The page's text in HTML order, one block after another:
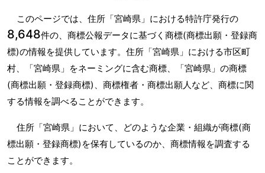
このページでは、住所「宮崎県」における特許庁発行の
8,648件の、商標公報データに基づく商標(商標出願・登録商
標)の情報を提供しています。住所「宮崎県」における市区町
村、「宮崎県」をネーミングに含む商標、「宮崎県」の商標
(商標出願・登録商標)、商標権者・商標出願人など、商標に関
する情報を調べることができます。
住所「宮崎県」において、どのような企業・組織が商標(商
標出願・登録商標)を保有しているのか、商標情報を調査する
ことができます。